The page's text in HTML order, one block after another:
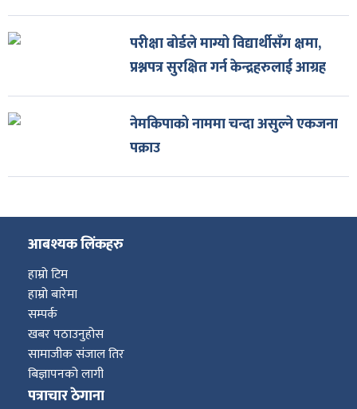
परीक्षा बोर्डले माग्यो विद्यार्थीसँग क्षमा,
प्रश्नपत्र सुरक्षित गर्न केन्द्रहरुलाई आग्रह
नेमकिपाको नाममा चन्दा असुल्ने एकजना
पक्राउ
आबश्यक लिंकहरु
हाम्रो टिम
हाम्रो बारेमा
सम्पर्क
खबर पठाउनुहोस
सामाजीक संजाल तिर
बिज्ञापनको लागी
पत्राचार ठेगाना